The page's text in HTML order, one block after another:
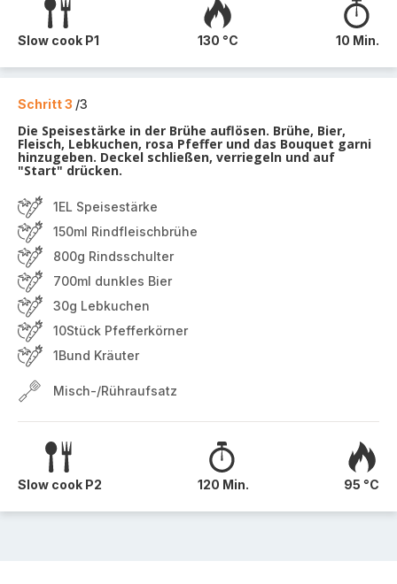
Slow cook P1 130 °C 10 Min.
Schritt 3 /3
Die Speisestärke in der Brühe auflösen. Brühe, Bier,
Fleisch, Lebkuchen, rosa Pfeffer und das Bouquet garni
hinzugeben. Deckel schließen, verriegeln und auf
"Start" drücken.
1EL Speisestärke
150ml Rindfleischbrühe
800g Rindsschulter
700ml dunkles Bier
30g Lebkuchen
10Stück Pfefferkörner
1Bund Kräuter
Misch-/Rühraufsatz
Slow cook P2 120 Min. 95 °C